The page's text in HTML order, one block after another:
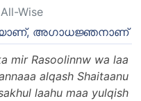
All-Wise
അഗാധജ്ഞനാണ്
mir Rasoolinnw wa laa
alqash Shaitaanu
laahu maa yulqish